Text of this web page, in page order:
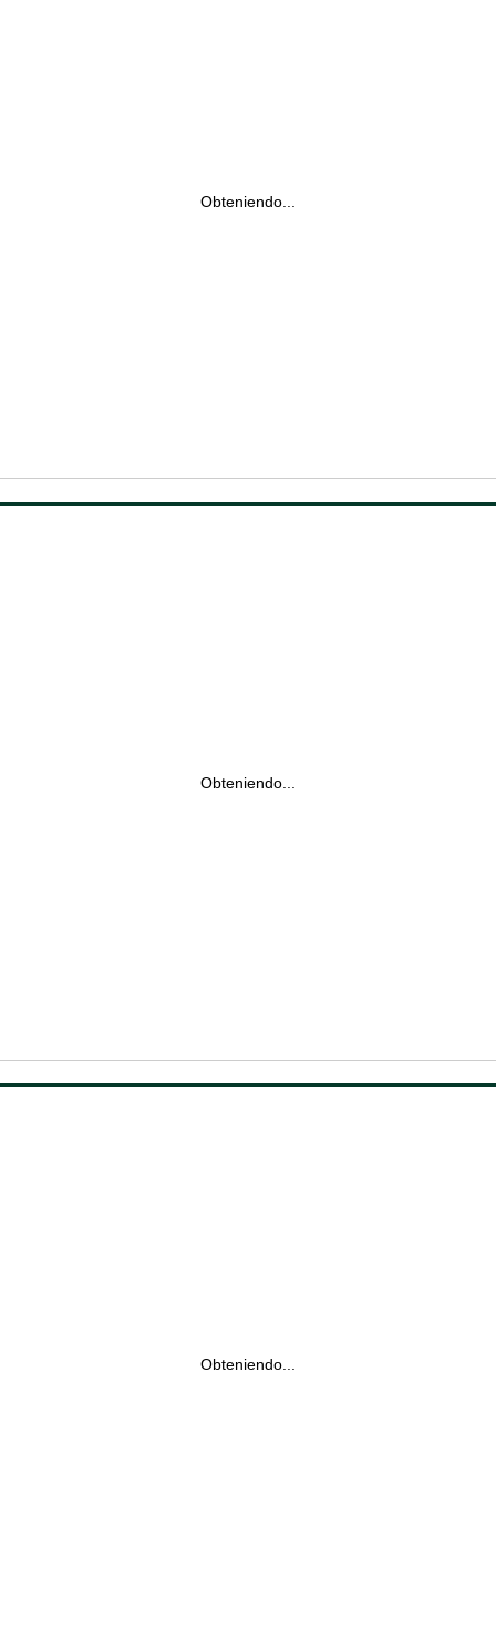
Obteniendo...
Obteniendo...
Obteniendo...